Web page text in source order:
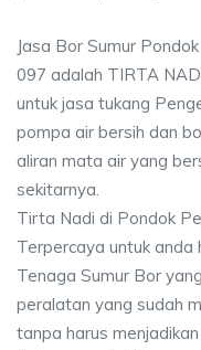
Jasa Bor Sumur
097 adalah TIRTA
untuk jasa tukang
pompa air bersih dan
aliran mata air yang
sekitarnya.
Tirta Nadi di Pondok
Terpercaya untuk anda
Tenaga Sumur Bor
peralatan yang sudah
tanpa harus